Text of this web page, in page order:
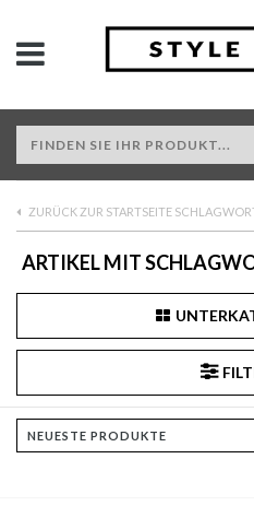
ZURÜCK ZUR STARTSEITE
ARTIKEL MIT